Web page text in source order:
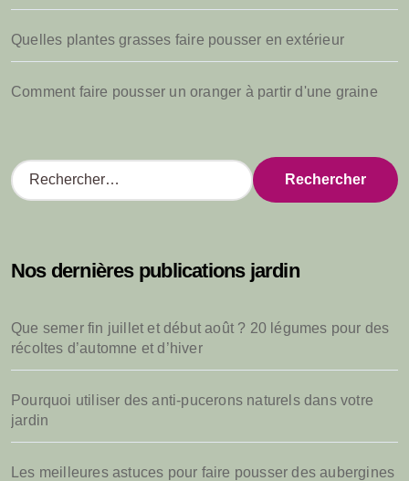
Quelles plantes grasses faire pousser en extérieur
Comment faire pousser un oranger à partir d'une graine
R
e
r
e
r
Nos dernières publications jardin
Que semer fin juillet et début août ? 20 légumes pour des
récoltes d’automne et d’hiver
Pourquoi utiliser des anti-pucerons naturels dans votre
jardin
Les meilleures astuces pour faire pousser des aubergines